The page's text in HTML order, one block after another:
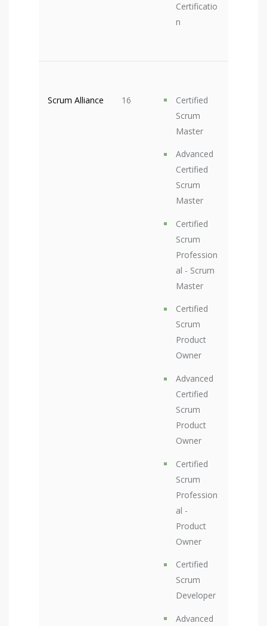
Certificatio
n
Scrum Alliance 16
Certified
Scrum
Master
Advanced
Certified
Scrum
Master
Certified
Scrum
Profession
al - Scrum
Master
Certified
Scrum
Product
Owner
Advanced
Certified
Scrum
Product
Owner
Certified
Scrum
Profession
al -
Product
Owner
Certified
Scrum
Developer
Advanced